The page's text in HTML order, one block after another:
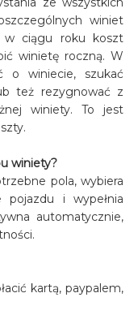
winiet
w ciągu roku koszt
winietę roczną. W
o winiecie, szukać
też rezygnować z
winiety. To jest
winiety?
pola, wybiera
pojazdu i wypełnia
automatycznie,
kartą, paypalem,